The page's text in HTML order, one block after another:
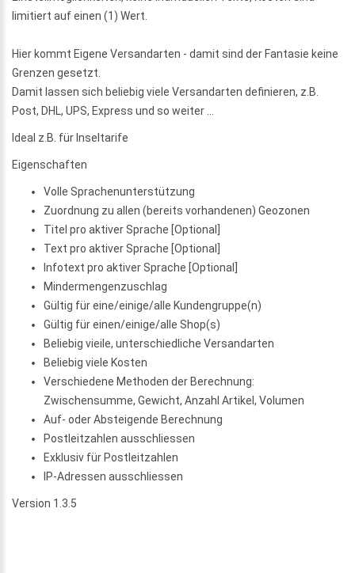
limitiert auf einen (1) Wert.
Hier kommt Eigene Versandarten - damit sind der Fantasie keine
Grenzen gesetzt.
Damit lassen sich beliebig viele Versandarten definieren, z.B.
Post, DHL, UPS, Express und so weiter ...
Ideal z.B. für Inseltarife
Eigenschaften
Volle Sprachenunterstützung
Zuordnung zu allen (bereits vorhandenen) Geozonen
Titel pro aktiver Sprache [Optional]
Text pro aktiver Sprache [Optional]
Infotext pro aktiver Sprache [Optional]
Mindermengenzuschlag
Gültig für eine/einige/alle Kundengruppe(n)
Gültig für einen/einige/alle Shop(s)
Beliebig vieile, unterschiedliche Versandarten
Beliebig viele Kosten
Verschiedene Methoden der Berechnung:
Zwischensumme, Gewicht, Anzahl Artikel, Volumen
Auf- oder Absteigende Berechnung
Postleitzahlen ausschliessen
Exklusiv für Postleitzahlen
IP-Adressen ausschliessen
Version 1.3.5